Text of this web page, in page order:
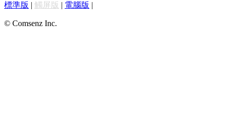
標準版 | 觸屏版 | 電腦版 |
© Comsenz Inc.